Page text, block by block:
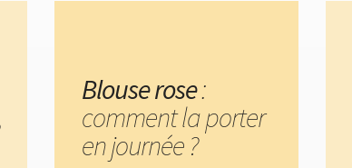
Blouse rose:
comment la porter
en journée ?